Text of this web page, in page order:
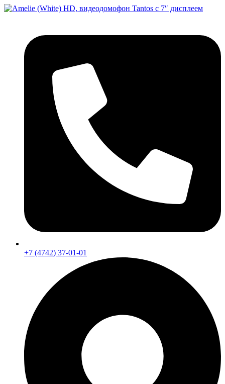
Перейти
+7 (4742) 37-01-01